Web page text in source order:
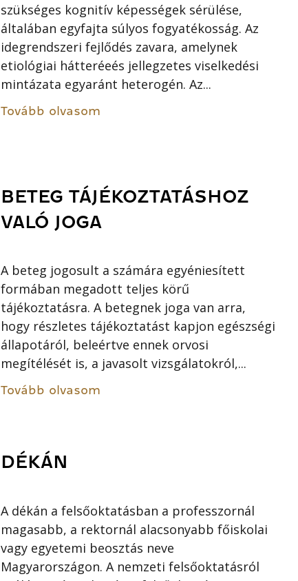
szükséges kognitív képességek sérülése,
általában egyfajta súlyos fogyatékosság. Az
idegrendszeri fejlődés zavara, amelynek
etiológiai hátteréeés jellegzetes viselkedési
mintázata egyaránt heterogén. Az...
Tovább olvasom
BETEG TÁJÉKOZTATÁSHOZ
VALÓ JOGA
A beteg jogosult a számára egyéniesített
formában megadott teljes körű
tájékoztatásra. A betegnek joga van arra,
hogy részletes tájékoztatást kapjon egészségi
állapotáról, beleértve ennek orvosi
megítélését is, a javasolt vizsgálatokról,...
Tovább olvasom
DÉKÁN
A dékán a felsőoktatásban a professzornál
magasabb, a rektornál alacsonyabb főiskolai
vagy egyetemi beosztás neve
Magyarországon. A nemzeti felsőoktatásról